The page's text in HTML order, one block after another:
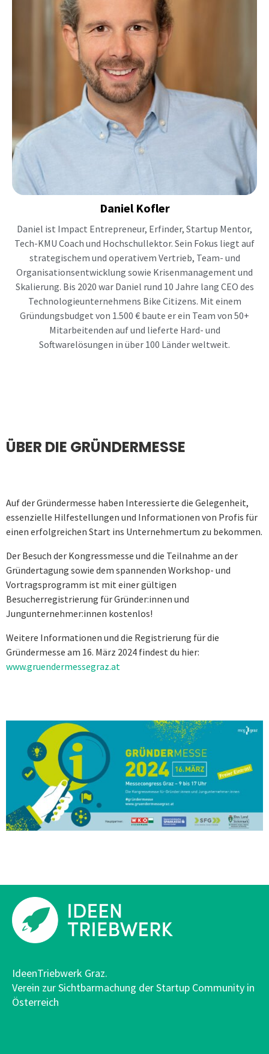
DanielKofler
Daniel ist Impact Entrepreneur, Erfinder, Startup Mentor,
Tech-KMU Coach und Hochschullektor. Sein Fokus liegt auf
strategischem und operativem Vertrieb, Team- und
Organisationsentwicklung sowie Krisenmanagement und
Skalierung. Bis 2020 war Daniel rund 10 Jahre lang CEO des
Technologieunternehmens Bike Citizens. Mit einem
Gründungsbudget von 1.500 € baute er ein Team von 50+
Mitarbeitenden auf und lieferte Hard- und
Softwarelösungen in über 100 Länder weltweit.
ÜBER DIE GRÜNDERMESSE
Auf der Gründermesse haben Interessierte die Gelegenheit,
essenzielle Hilfestellungen und Informationen von Profis für
einen erfolgreichen Start ins Unternehmertum zu bekommen.
Der Besuch der Kongressmesse und die Teilnahme an der
Gründertagung sowie dem spannenden Workshop- und
Vortragsprogramm ist mit einer gültigen
Besucherregistrierung für Gründer:innen und
Jungunternehmer:innen kostenlos!
Weitere Informationen und die Registrierung für die
Gründermesse am 16. März 2024 findest du hier:
www.gruendermessegraz.at
IdeenTriebwerk Graz.
Verein zur Sichtbarmachung der Startup Community in
Österreich